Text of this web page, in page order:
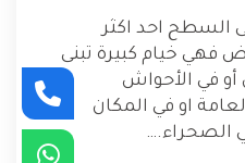
السطح احد اكثر
فهي خيام كبيرة تبنى
في الأحواش
او في المكان
الصحراء.…